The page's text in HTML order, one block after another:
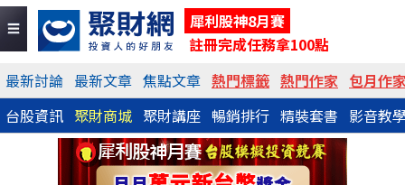
犀利股神8月賽
註冊完成任務拿100點
最新討論 最新文章 焦點文章 熱門標籤 熱門作家 包月作
台股資訊 聚財商城 聚財講座 暢銷排行 精裝套書 影音教